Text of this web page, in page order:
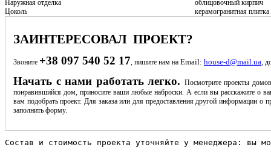
Наружная отделка
облицовочный кирпич
Цоколь
керамогранитная плитка
ЗАИНТЕРЕСОВАЛ ПРОЕКТ?
Звоните +38 097 540 52 17 , пишите нам на Email: house-d@mail.ua ,
Начать с нами работать легко. Посмотрите проекты
понравившийся дом, приносите ваши любые наброски. А если вы расскажите о
вам подобрать проект. Для заказа или для предоставления другой информации о
заполнить форму.
Состав и стоимость проекта уточняйте у менеджера: